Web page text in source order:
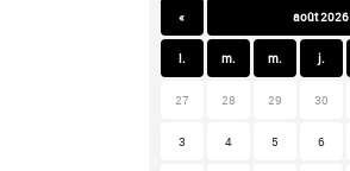
« août 2026
l. m. m. j.
27 28 29 30
3 4 5 6